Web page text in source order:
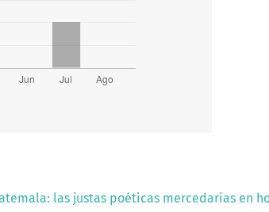
las justas poéticas mercedarias en